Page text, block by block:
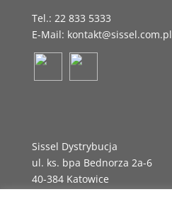
Tel.: 22 833 5333
E-Mail: kontakt@sissel.com.pl
Sissel Dystrybucja
ul. ks. bpa Bednorza 2a-6
40-384 Katowice